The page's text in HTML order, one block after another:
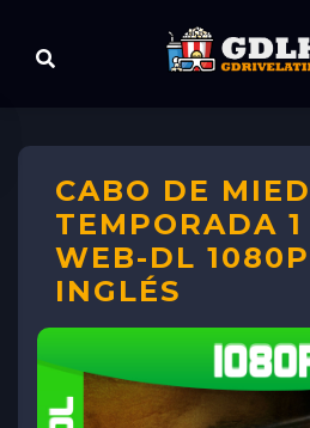
CABO DE
TEMPORADA
WEB-DL
INGLÉS